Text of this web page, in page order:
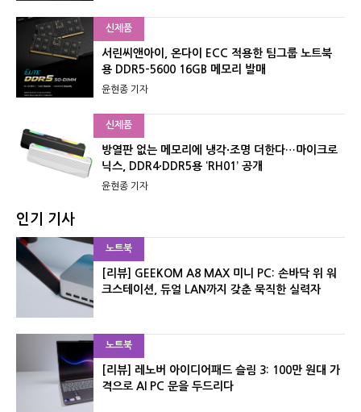
신제품
서린씨앤아이, 온다이 ECC 적용한 팀그룹 노트북
용 DDR5-5600 16GB 메모리 발매
윤현종 기자
신제품
방열판 없는 메모리에 냉각·조명 더한다…마이크로
닉스, DDR4·DDR5용 ‘RH01’ 공개
윤현종 기자
인기 기사
노트북
[리뷰] GEEKOM A8 MAX 미니 PC: 손바닥 위 워
크스테이션, 듀얼 LAN까지 갖춘 묵직한 실력자
노트북
[리뷰] 레노버 아이디어패드 슬림 3: 100만 원대 가
격으로 AI PC 문을 두드리다